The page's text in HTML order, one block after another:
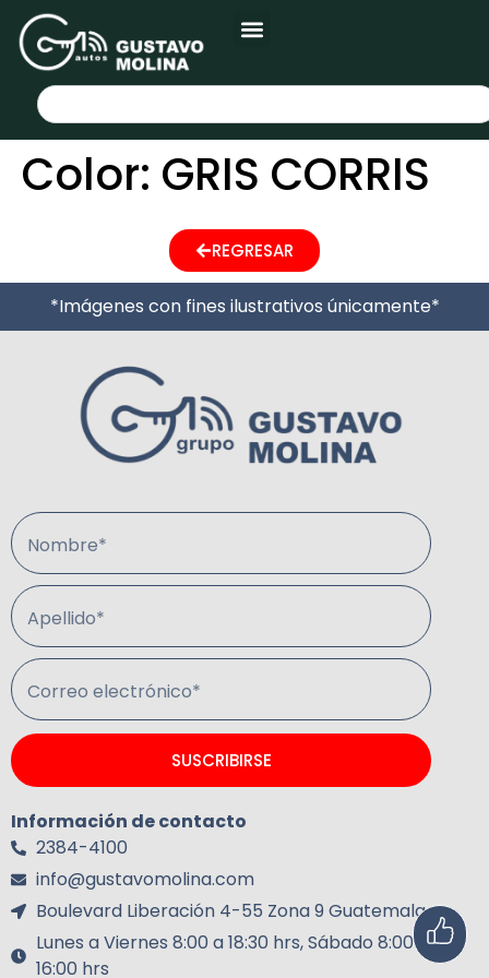
Color: GRIS CORRIS
REGRESAR
*Imágenes con fines ilustrativos únicamente*
Nombre*
Apellido*
Correo electrónico*
SUSCRIBIRSE
Información de contacto
2384-4100
info@gustavomolina.com
Boulevard Liberación 4-55 Zona 9 Guatemala.
Lunes a Viernes 8:00 a 18:30 hrs, Sábado 8:00 a
16:00 hrs